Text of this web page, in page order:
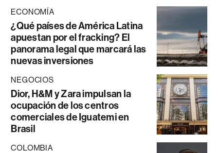
ECONOMÍA
¿Qué países de América Latina
apuestan por el fracking? El
panorama legal que marcará las
nuevas inversiones
NEGOCIOS
Dior, H&M y Zara impulsan la
ocupación de los centros
comerciales de Iguatemi en
Brasil
COLOMBIA